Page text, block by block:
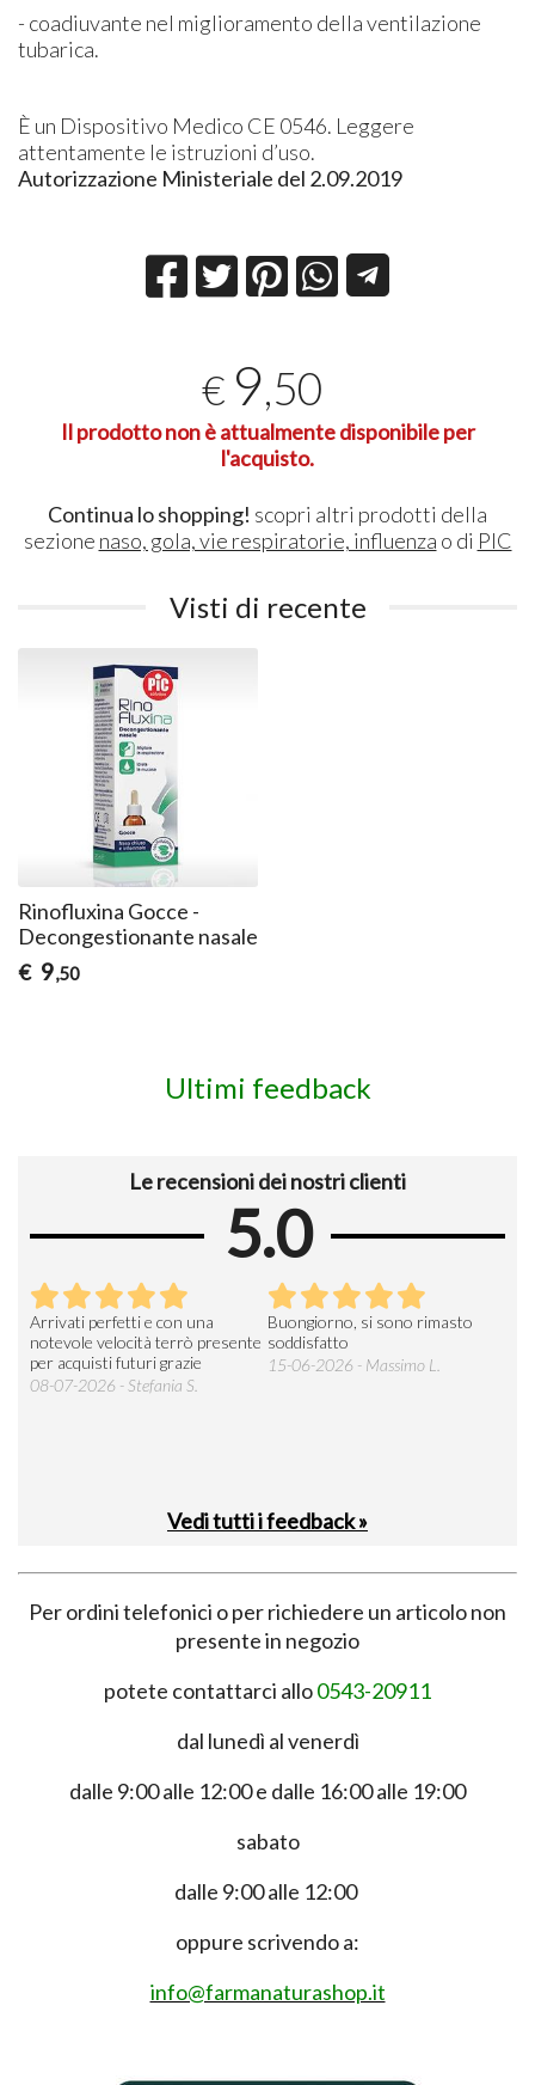
- coadiuvante nel miglioramento della ventilazione
tubarica.
È un Dispositivo Medico CE 0546. Leggere
attentamente le istruzioni d’uso.
Autorizzazione Ministeriale del 2.09.2019
€ 9,50
Il prodotto non è attualmente disponibile per
l'acquisto.
Continua lo shopping! scopri altri prodotti della
sezione naso, gola, vie respiratorie, influenza o di PIC
Visti di recente
Rinofluxina Gocce -
Decongestionante nasale
€ 9,50
Ultimi feedback
Le recensioni dei nostri clienti
5.0
Arrivati perfetti e con una
notevole velocità terrò presente
per acquisti futuri grazie
08-07-2026 - Stefania S.
Buongiorno, si sono rimasto
soddisfatto
15-06-2026 - Massimo L.
Vedi tutti i feedback »
Per ordini telefonici o per richiedere un articolo non
presente in negozio
potete contattarci allo0543-20911
dal lunedì al venerdì
dalle 9:00 alle 12:00 e dalle 16:00 alle 19:00
sabato
dalle 9:00 alle 12:00
oppure scrivendo a:
info@farmanaturashop.it